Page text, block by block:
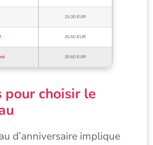
15-30 EUR
25-50 EUR
30-60 EUR
pour choisir le
d’anniversaire implique